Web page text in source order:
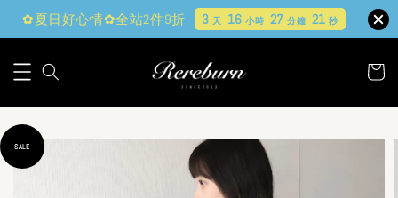
✿夏日好心情✿全站2件9折 3 天 16小時 27分鐘 20秒
SALE